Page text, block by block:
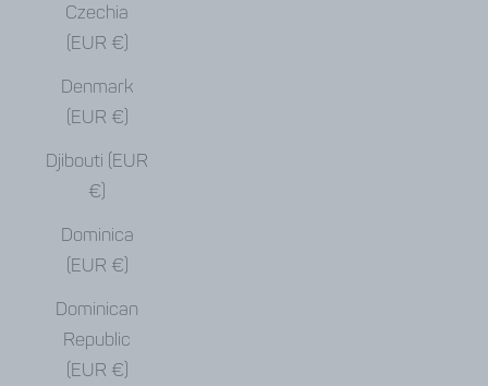
Czechia
(EUR €)
Denmark
(EUR €)
Djibouti (EUR
€)
Dominica
(EUR €)
Dominican
Republic
(EUR €)